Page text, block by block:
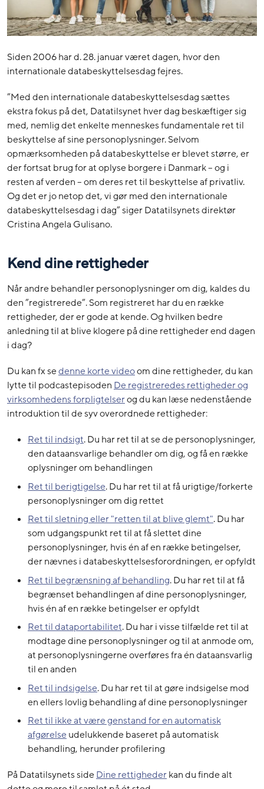
Siden 2006 har d. 28. januar været dagen, hvor den
internationale databeskyttelsesdag fejres.
”Med den internationale databeskyttelsesdag sættes
ekstra fokus på det, Datatilsynet hver dag beskæftiger sig
med, nemlig det enkelte menneskes fundamentale ret til
beskyttelse af sine personoplysninger. Selvom
opmærksomheden på databeskyttelse er blevet større, er
der fortsat brug for at oplyse borgere i Danmark – og i
resten af verden – om deres ret til beskyttelse af privatliv.
Og det er jo netop det, vi gør med den internationale
databeskyttelsesdag i dag” siger Datatilsynets direktør
Cristina Angela Gulisano.
Kend dine rettigheder
Når andre behandler personoplysninger om dig, kaldes du
den ”registrerede”. Som registreret har du en række
rettigheder, der er gode at kende. Og hvilken bedre
anledning til at blive klogere på dine rettigheder end dagen
i dag?
Du kan fx sedenne korte videoom dine rettigheder, du kan
lytte til podcastepisoden De registreredes rettigheder og
virksomhedens forpligtelserog du kan læse nedenstående
introduktion til de syv overordnede rettigheder:
Ret til indsigt. Du har ret til at se de personoplysninger,
den dataansvarlige behandler om dig, og få en række
oplysninger om behandlingen
Ret til berigtigelse. Du har ret til at få urigtige/forkerte
personoplysninger om dig rettet
Ret til sletning eller "retten til at blive glemt". Du har
som udgangspunkt ret til at få slettet dine
personoplysninger, hvis én af en række betingelser,
der nævnes i databeskyttelsesforordningen, er opfyldt
Ret til begrænsning af behandling. Du har ret til at få
begrænset behandlingen af dine personoplysninger,
hvis én af en række betingelser er opfyldt
Ret til dataportabilitet. Du har i visse tilfælde ret til at
modtage dine personoplysninger og til at anmode om,
at personoplysningerne overføres fra én dataansvarlig
til en anden
Ret til indsigelse. Du har ret til at gøre indsigelse mod
en ellers lovlig behandling af dine personoplysninger
Ret til ikke at være genstand for en automatisk
afgørelseudelukkende baseret på automatisk
behandling, herunder profilering
På Datatilsynets sideDine rettighederkan du finde alt